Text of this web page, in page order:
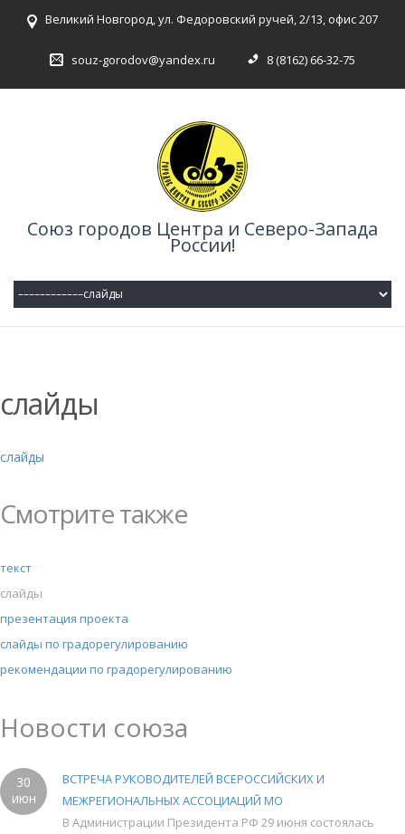
Великий Новгород, ул. Федоровский ручей, 2/13, офис 207
souz-gorodov@yandex.ru 8 (8162) 66-32-75
Союз городов Центра и Северо-Запада
России!
слайды
слайды
Смотрите также
текст
слайды
презентация проекта
слайды по градорегулированию
рекомендации по градорегулированию
Новости союза
30
июн
ВСТРЕЧА РУКОВОДИТЕЛЕЙ ВСЕРОССИЙСКИХ И
МЕЖРЕГИОНАЛЬНЫХ АССОЦИАЦИЙ МО
В Администрации Президента РФ 29 июня состоялась